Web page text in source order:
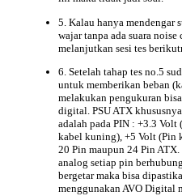
5. Kalau hanya mendengar
wajar tanpa ada suara
melanjutkan sesi tes
6. Setelah tahap tes no.5
untuk memberikan beban
melakukan pengukuran
digital. PSU ATX
adalah pada PIN : +3.3 Volt
kabel kuning), +5 Volt (Pin
20 Pin maupun 24 Pin
analog setiap pin
bergetar maka bisa
menggunakan AVO Digital